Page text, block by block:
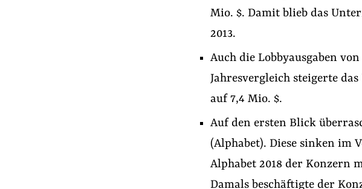
Mio. $. Damit blieb das
2013.
Auch die Lobbyausgaben
Jahresvergleich steigerte
auf 7,4 Mio. $.
Auf den ersten Blick
(Alphabet). Diese sinken im
Alphabet 2018 der Konzern
Damals beschäftigte der